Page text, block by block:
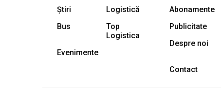
Știri
Logistică
Bus
Top
Logistica
Evenimente
Abonamente
Publicitate
Despre noi
Contact